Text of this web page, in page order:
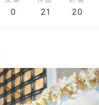
0 21 20